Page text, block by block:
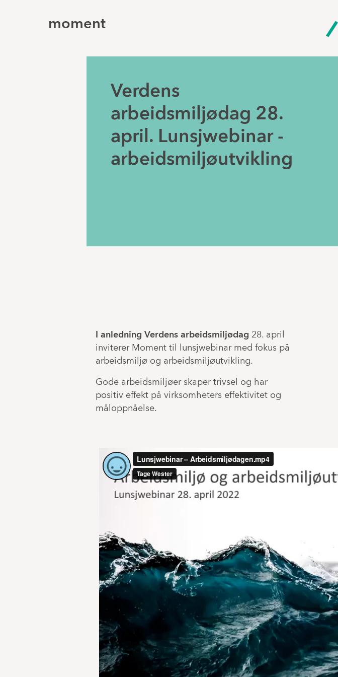
moment
Verdens
arbeidsmiljødag 28.
april. Lunsjwebinar -
arbeidsmiljøutvikling
I anledning Verdens arbeidsmiljødag 28. april
inviterer Moment til lunsjwebinar med fokus på
arbeidsmiljø og arbeidsmiljøutvikling.
Gode arbeidsmiljøer skaper trivsel og har
positiv effekt på virksomheters effektivitet og
måloppnåelse.